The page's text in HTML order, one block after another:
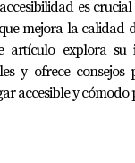
contáctame
tus
es
mejora la calidad
artículo explora su
y ofrece
accesible y cómodo